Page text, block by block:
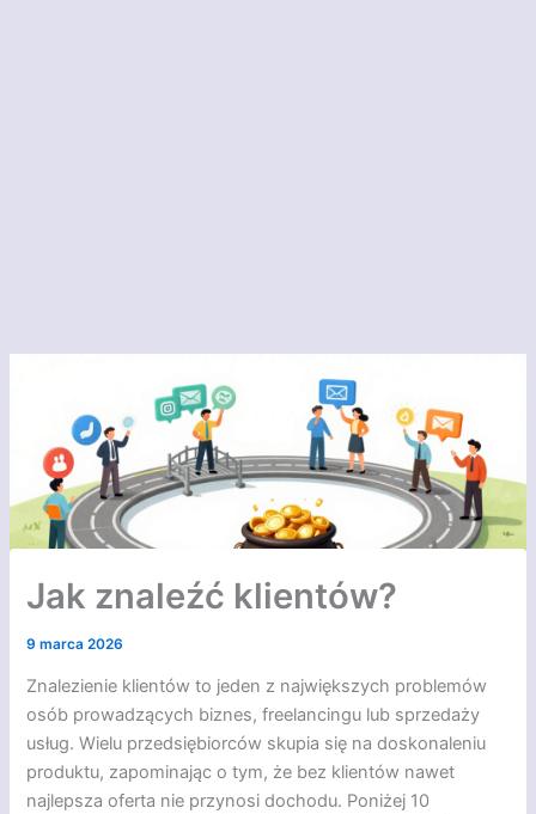
Jak znaleźć klientów?
9 marca 2026
Znalezienie klientów to jeden z największych problemów
osób prowadzących biznes, freelancingu lub sprzedaży
usług. Wielu przedsiębiorców skupia się na doskonaleniu
produktu, zapominając o tym, że bez klientów nawet
najlepsza oferta nie przynosi dochodu. Poniżej 10